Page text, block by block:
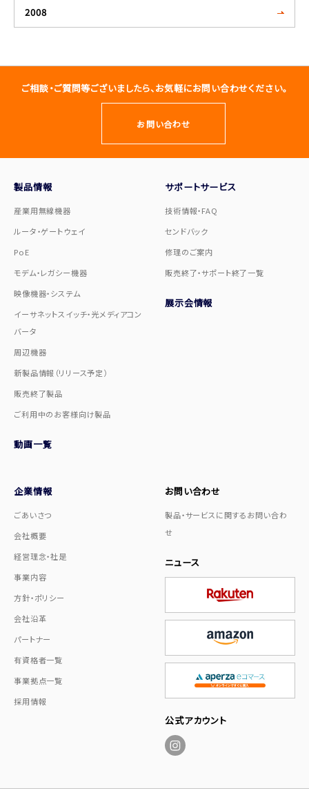
2008
ご相談・ご質問等ございましたら、お気軽にお問い合わせください。
お問い合わせ
製品情報
産業用無線機器
ルータ・ゲートウェイ
PoE
モデム・レガシー機器
映像機器・システム
イーサネットスイッチ・光メディアコン
バータ
周辺機器
新製品情報（リリース予定）
販売終了製品
ご利用中のお客様向け製品
動画一覧
サポートサービス
技術情報・FAQ
センドバック
修理のご案内
販売終了・サポート終了一覧
展示会情報
企業情報
ごあいさつ
会社概要
経営理念・社是
事業内容
方針・ポリシー
会社沿革
パートナー
有資格者一覧
事業拠点一覧
採用情報
お問い合わせ
製品・サービスに関するお問い合わ
せ
ニュース
公式アカウント